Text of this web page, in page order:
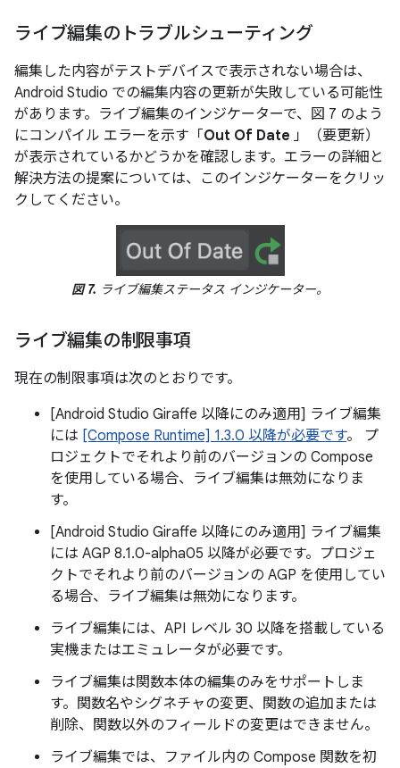
ライブ編集のトラブルシューティング
編集した内容がテストデバイスで表示されない場合は、
Android Studio での編集内容の更新が失敗している可能性
があります。ライブ編集のインジケーターで、図 7 のよう
にコンパイル エラーを示す「Out Of Date 」（要更新）
が表示されているかどうかを確認します。エラーの詳細と
解決方法の提案については、このインジケーターをクリッ
クしてください。
図 7. ライブ編集ステータス インジケーター。
ライブ編集の制限事項
現在の制限事項は次のとおりです。
[Android Studio Giraffe 以降にのみ適用] ライブ編集
には [Compose Runtime] 1.3.0 以降が必要です。 プ
ロジェクトでそれより前のバージョンの Compose
を使用している場合、ライブ編集は無効になりま
す。
[Android Studio Giraffe 以降にのみ適用] ライブ編集
には AGP 8.1.0-alpha05 以降が必要です。プロジェ
クトでそれより前のバージョンの AGP を使用してい
る場合、ライブ編集は無効になります。
ライブ編集には、API レベル 30 以降を搭載している
実機またはエミュレータが必要です。
ライブ編集は関数本体の編集のみをサポートしま
す。関数名やシグネチャの変更、関数の追加または
削除、関数以外のフィールドの変更はできません。
ライブ編集では、ファイル内の Compose 関数を初